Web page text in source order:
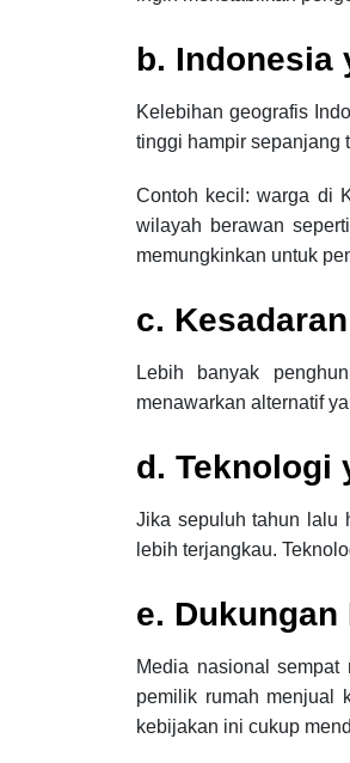
b. Indonesia
Kelebihan geografis
tinggi hampir sepanjang
Contoh kecil: warga di
wilayah berawan
memungkinkan untuk
c.
Lebih banyak
menawarkan alternatif
d. Teknologi
Jika sepuluh tahun lalu
lebih terjangkau.
e.
Media nasional sempat
pemilik rumah menjual
kebijakan ini cukup